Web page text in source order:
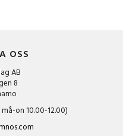
OSS
AB
8
on 10.00-12.00)